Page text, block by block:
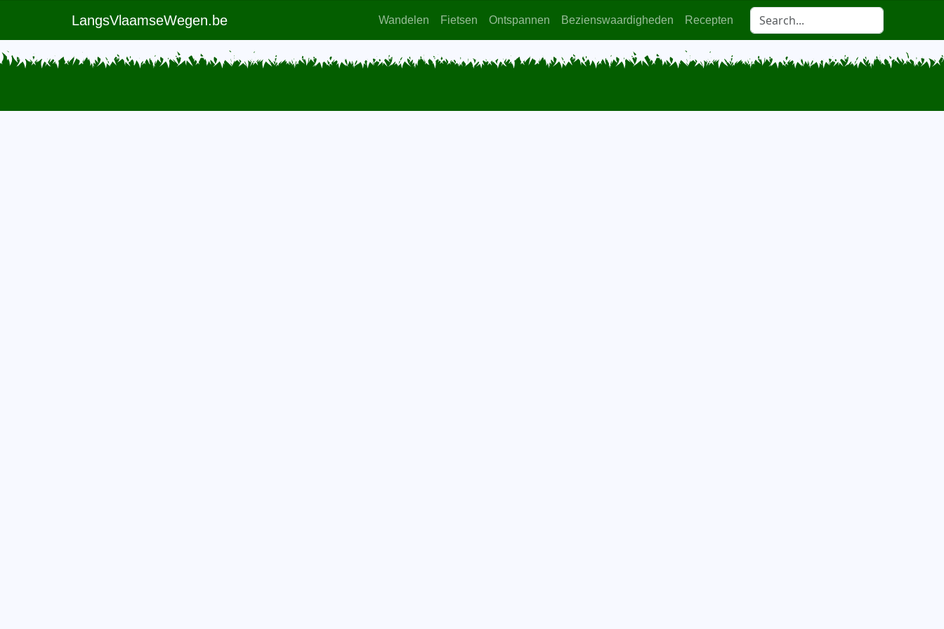
LangsVlaamseWegen.be Wandelen Fietsen Ontspannen Bezienswaardigheden Recepten